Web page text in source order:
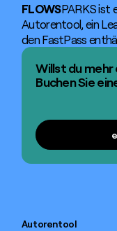
FLOWSPARKS ist
Autorentool, ein
den FastPass
Willst du
Buchen Sie
eine demo
Autorentool